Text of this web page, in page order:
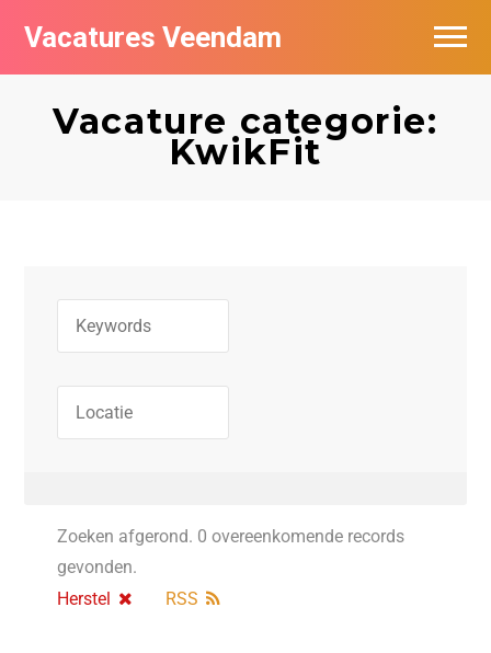
Vacatures Veendam
Vacature categorie:
KwikFit
Zoeken afgerond. 0 overeenkomende records
gevonden.
Herstel
RSS
Vacatures per bedrijf